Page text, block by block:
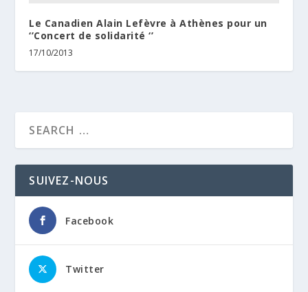
Le Canadien Alain Lefèvre à Athènes pour un
‘’Concert de solidarité ‘’
17/10/2013
SUIVEZ-NOUS
Facebook
Twitter